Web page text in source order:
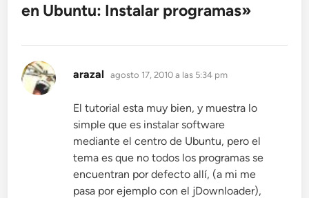
en Ubuntu: Instalar programas»
arazal dice:
agosto 17, 2010 a las 5:34 pm
El tutorial esta muy bien, y muestra lo
simple que es instalar software
mediante el centro de Ubuntu, pero el
tema es que no todos los programas se
encuentran por defecto allí, (a mi me
pasa por ejemplo con el jDownloader),